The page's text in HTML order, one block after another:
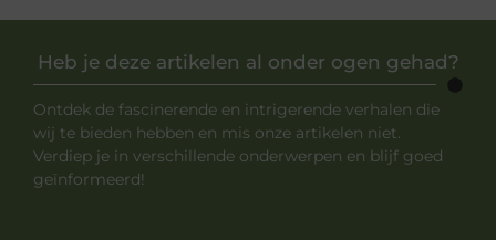
Heb je deze artikelen al onder ogen gehad?
Ontdek de fascinerende en intrigerende verhalen die
wij te bieden hebben en mis onze artikelen niet.
Verdiep je in verschillende onderwerpen en blijf goed
geïnformeerd!